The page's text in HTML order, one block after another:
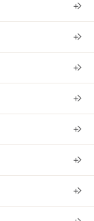
＋
＋
＋
＋
＋
＋
＋